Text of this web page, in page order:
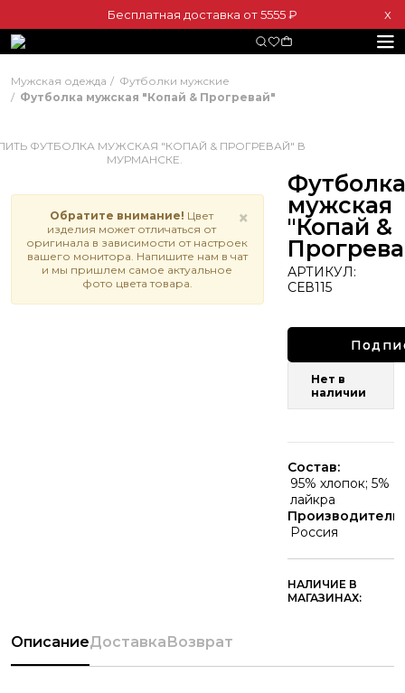
Бесплатная доставка от 5555 ₽ Х
Мужская одежда
Футболки мужские
Футболка мужская "Копай & Прогревай"
×
Обратите внимание! Цвет
изделия может отличаться от
оригинала в зависимости от настроек
вашего монитора. Напишите нам в чат
и мы пришлем самое актуальное
фото цвета товара.
Футболка
мужская
"Копай &
АРТИКУЛ:
СЕВ115
Нет в
наличии
Состав:
95% хлопок; 5%
лайкра
Производитель:
Россия
НАЛИЧИЕ В
МАГАЗИНАХ:
ОписаниеДоставкаВозврат